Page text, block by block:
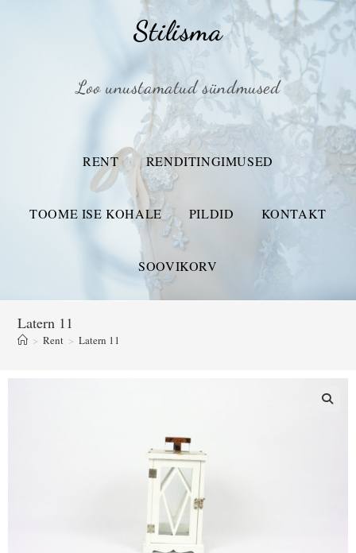
Stilisma
Loo unustamatud sündmused
RENT RENDITINGIMUSED
TOOME ISE KOHALE PILDID KONTAKT
SOOVIKORV
Latern 11
> Rent > Latern 11